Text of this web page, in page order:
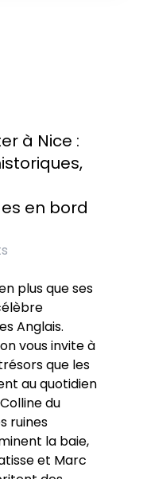
à Nice :
en bord
plus que ses
Anglais.
vous invite à
que les
au quotidien
du
ruines
la baie,
et Marc